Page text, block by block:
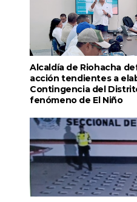
Alcaldía de Riohacha
acción tendientes a
Contingencia del
fenómeno de El Niño